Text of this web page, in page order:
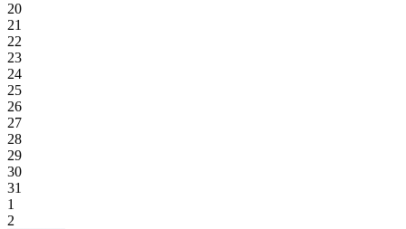
20
21
22
23
24
25
26
27
28
29
30
31
1
2